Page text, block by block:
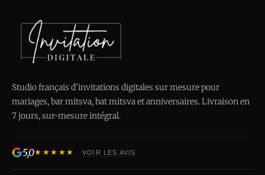
Studio français d'invitations digitales sur mesure pour
mariages, bar mitsva, bat mitsva et anniversaires. Livraison en
7 jours, sur-mesure intégral.
5,0★★★★★ · VOIR LES AVIS